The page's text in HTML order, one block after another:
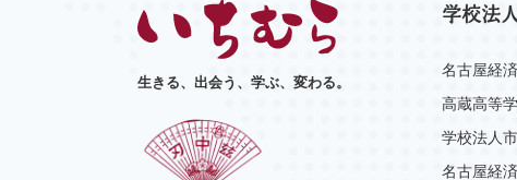
生きる、出会う、学ぶ、変わる。
学校法
名古屋経
高蔵高等
学校法人
名古屋経